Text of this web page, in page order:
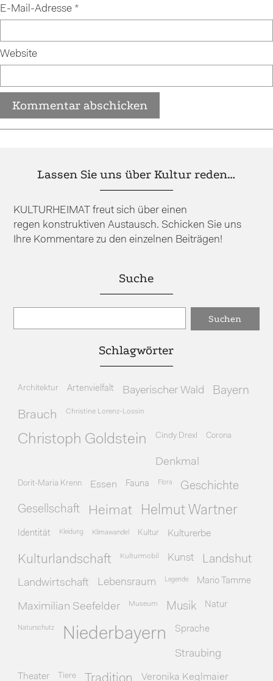
E-Mail-Adresse *
Website
Lassen Sie uns über Kultur reden…
KULTURHEIMAT freut sich über einen
regen konstruktiven Austausch. Schicken Sie uns
Ihre Kommentare zu den einzelnen Beiträgen!
Suche
Schlagwörter
Architektur Artenvielfalt Bayerischer Wald Bayern
Brauch Christine Lorenz-Lossin
Christoph Goldstein Cindy Drexl Corona
Denkmal
Dorit-Maria Krenn Essen Fauna Flora Geschichte
Gesellschaft Heimat Helmut Wartner
Identität Kleidung Klimawandel Kultur Kulturerbe
Kulturlandschaft Kulturmobil Kunst Landshut
Landwirtschaft Lebensraum Legende Mario Tamme
Maximilian Seefelder Museum Musik Natur
Naturschutz Niederbayern Sprache
Straubing
Theater Tiere Veronika Keglmaier